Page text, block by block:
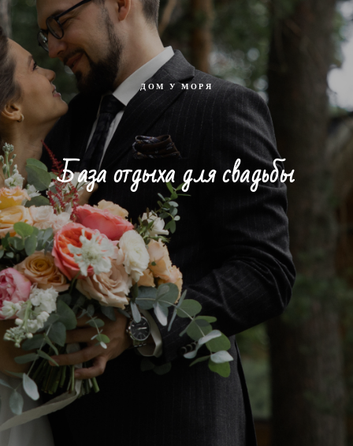
ДОМ У МОРЯ
База отдыха для свадьбы